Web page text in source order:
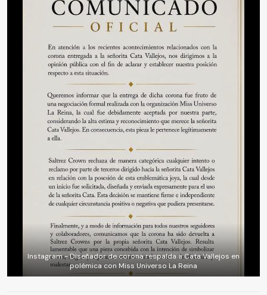
Instagram - Diseñador de corona respalda a Cata Vallejos en
polémica con Miss Universo La Reina